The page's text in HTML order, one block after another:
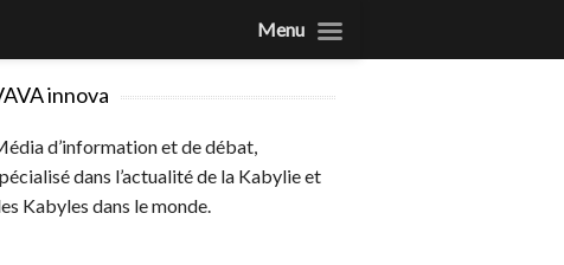
innova
d’information et de débat,
dans l’actualité de la Kabylie et
Kabyles dans le monde.
Menu